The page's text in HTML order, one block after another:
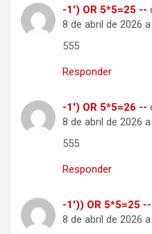
-1') OR 5*5=25 --
8 de abril de 2026 a
555
Responder
-1') OR 5*5=26 --
8 de abril de 2026
555
Responder
-1')) OR 5*5=25 --
8 de abril de 2026